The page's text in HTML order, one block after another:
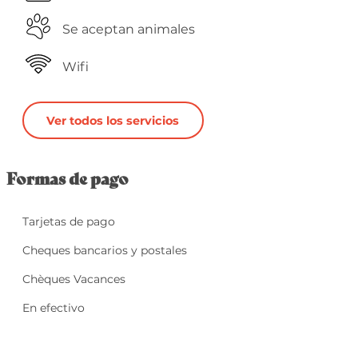
Se aceptan animales
Wifi
Ver todos los servicios
Formas de pago
Tarjetas de pago
Cheques bancarios y postales
Chèques Vacances
En efectivo